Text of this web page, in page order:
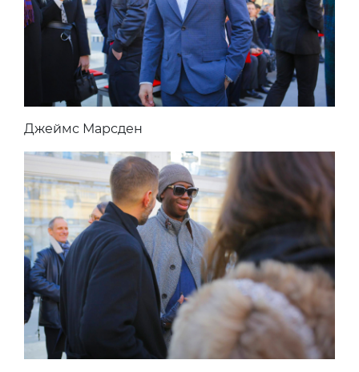
Джеймс Марсден